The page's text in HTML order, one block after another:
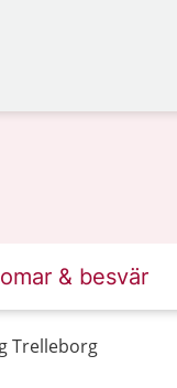
& besvär
Trelleborg